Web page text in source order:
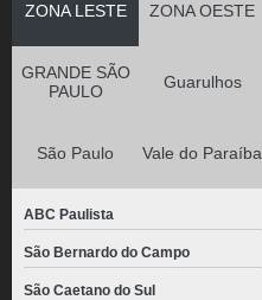
ZONA LESTE ZONA OESTE
GRANDE SÃO
PAULO
Guarulhos
São Paulo Vale do Paraíba
ABC Paulista
São Bernardo do Campo
São Caetano do Sul